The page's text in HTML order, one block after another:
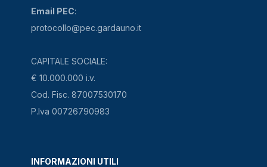
Email PEC:
protocollo@pec.gardauno.it
CAPITALE SOCIALE:
€ 10.000.000 i.v.
Cod. Fisc. 87007530170
P.Iva 00726790983
INFORMAZIONI UTILI